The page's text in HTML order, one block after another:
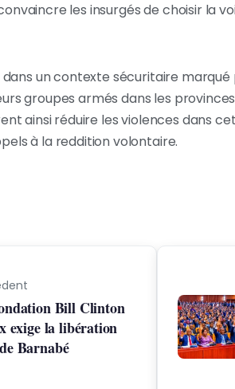
les insurgés de choisir la
un contexte sécuritaire
groupes armés dans les
ainsi réduire les violences dans
à la reddition volontaire.
Bill Clinton
exige la libération
Barnabé